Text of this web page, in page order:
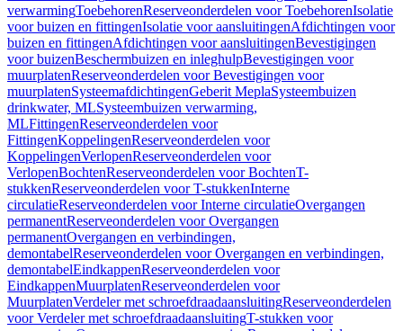
verwarmingToebehorenReserveonderdelen voor ToebehorenIsolatie
voor buizen en fittingenIsolatie voor aansluitingenAfdichtingen voor
buizen en fittingenAfdichtingen voor aansluitingenBevestigingen
voor buizenBeschermbuizen en inleghulpBevestigingen voor
muurplatenReserveonderdelen voor Bevestigingen voor
muurplatenSysteemafdichtingenGeberit MeplaSysteembuizen
drinkwater, MLSysteembuizen verwarming,
MLFittingenReserveonderdelen voor
FittingenKoppelingenReserveonderdelen voor
KoppelingenVerlopenReserveonderdelen voor
VerlopenBochtenReserveonderdelen voor BochtenT-
stukkenReserveonderdelen voor T-stukkenInterne
circulatieReserveonderdelen voor Interne circulatieOvergangen
permanentReserveonderdelen voor Overgangen
permanentOvergangen en verbindingen,
demontabelReserveonderdelen voor Overgangen en verbindingen,
demontabelEindkappenReserveonderdelen voor
EindkappenMuurplatenReserveonderdelen voor
MuurplatenVerdeler met schroefdraadaansluitingReserveonderdelen
voor Verdeler met schroefdraadaansluitingT-stukken voor